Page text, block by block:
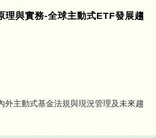
理與實務-全球主動式ETF發展趨
外主動式基金法規與現況管理及未來趨